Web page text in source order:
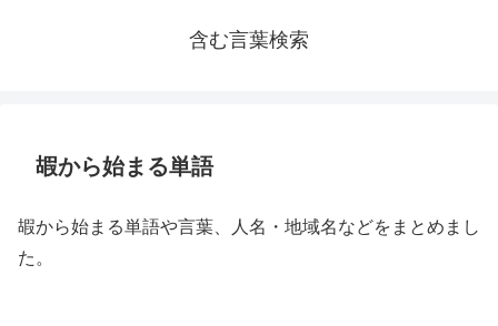
含む言葉検索
嘏から始まる単語
嘏から始まる単語や言葉、人名・地域名などをまとめまし
た。